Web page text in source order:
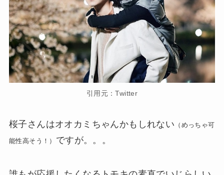
引用元：Twitter
桜子さんはオオカミちゃんかもしれない （めっちゃ可
能性高そう！） ですが。。。